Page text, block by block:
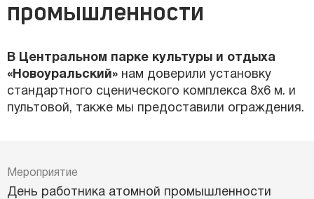
промышленности
В Центральном парке культуры и отдыха
«Новоуральский» нам доверили установку
стандартного сценического комплекса 8х6 м. и
пультовой, также мы предоставили ограждения.
Мероприятие
День работника атомной промышленности